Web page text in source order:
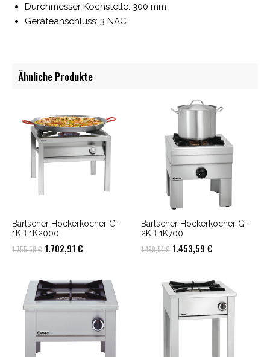
Durchmesser Kochstelle: 300 mm
Geräteanschluss: 3 NAC
Ähnliche Produkte
Bartscher Hockerkocher G-
1KB 1K2000
1.755,58€ Ursprünglicher
war:
1.755,58 €
1.702,91 €
ist:
1.702,91 €.
Bartscher Hockerkocher G-
2KB 1K700
1.498,54€ Ursprünglicher
war:
1.498,54 €
1.453,59 €
ist:
1.453,59 €.